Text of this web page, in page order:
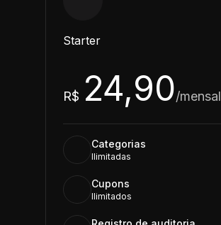
Starter
R$ 24,90/mensal
Categorias
Ilimitadas
Cupons
Ilimitados